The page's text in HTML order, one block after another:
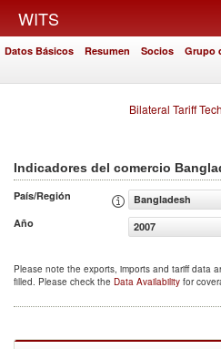
WITS
Datos Básicos Resumen Socios Grupo
Bilateral Tariff
Indicadores del comercio
País/Región
Bangladesh
Año
2007
Please note the exports, imports and tariff data
filled. Please check the Data Availability for